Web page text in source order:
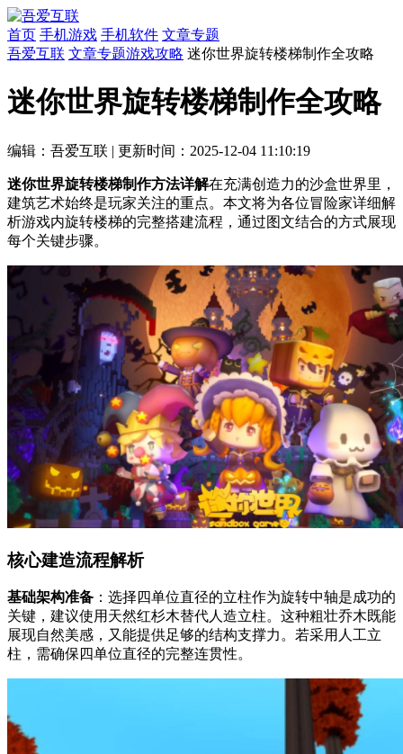
首页 手机游戏 手机软件 文章专题
吾爱互联 文章专题游戏攻略 迷你世界旋转楼梯制作全攻略
迷你世界旋转楼梯制作全攻略
编辑：吾爱互联 | 更新时间：2025-12-04 11:10:19
迷你世界旋转楼梯制作方法详解在充满创造力的沙盒世界里，
建筑艺术始终是玩家关注的重点。本文将为各位冒险家详细解
析游戏内旋转楼梯的完整搭建流程，通过图文结合的方式展现
每个关键步骤。
核心建造流程解析
基础架构准备 ：选择四单位直径的立柱作为旋转中轴是成功的
关键，建议使用天然红杉木替代人造立柱。这种粗壮乔木既能
展现自然美感，又能提供足够的结构支撑力。若采用人工立
柱，需确保四单位直径的完整连贯性。